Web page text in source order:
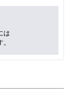
は